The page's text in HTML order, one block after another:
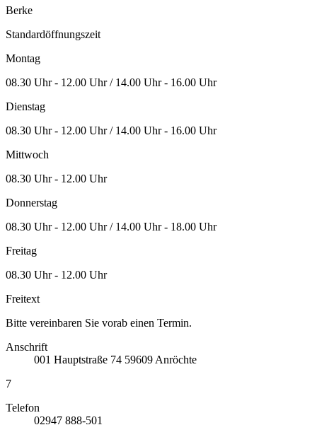
Berke
Standardöffnungszeit
Montag
08.30 Uhr - 12.00 Uhr / 14.00 Uhr - 16.00 Uhr
Dienstag
08.30 Uhr - 12.00 Uhr / 14.00 Uhr - 16.00 Uhr
Mittwoch
08.30 Uhr - 12.00 Uhr
Donnerstag
08.30 Uhr - 12.00 Uhr / 14.00 Uhr - 18.00 Uhr
Freitag
08.30 Uhr - 12.00 Uhr
Freitext
Bitte vereinbaren Sie vorab einen Termin.
Anschrift
001 Hauptstraße 74 59609 Anröchte
7
Telefon
02947 888-501